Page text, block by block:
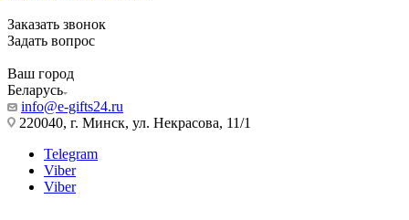
Заказать звонок
Задать вопрос
Ваш город
Беларусь
info@e-gifts24.ru
220040, г. Минск, ул. Некрасова, 11/1
Telegram
Viber
Viber